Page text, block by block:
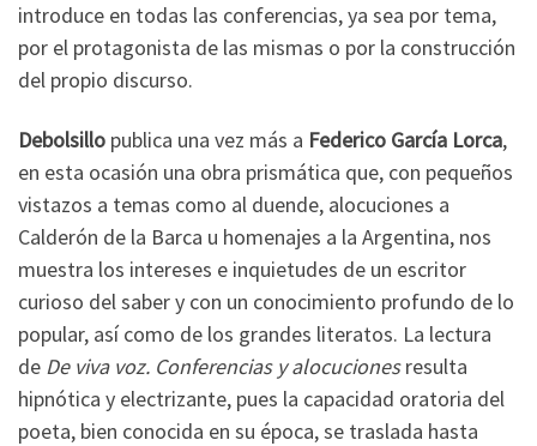
introduce en todas las conferencias, ya sea por tema,
por el protagonista de las mismas o por la construcción
del propio discurso.
Debolsillo publica una vez más a Federico García Lorca,
en esta ocasión una obra prismática que, con pequeños
vistazos a temas como al duende, alocuciones a
Calderón de la Barca u homenajes a la Argentina, nos
muestra los intereses e inquietudes de un escritor
curioso del saber y con un conocimiento profundo de lo
popular, así como de los grandes literatos. La lectura
de De viva voz. Conferencias y alocucionesresulta
hipnótica y electrizante, pues la capacidad oratoria del
poeta, bien conocida en su época, se traslada hasta